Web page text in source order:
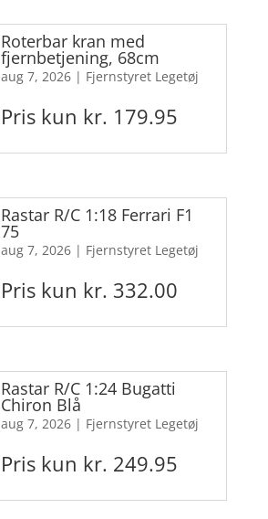
Roterbar kran med
fjernbetjening, 68cm
aug 7, 2026| Fjernstyret Legetøj
Pris kun kr. 179.95
Rastar R/C 1:18 Ferrari F1
75
aug 7, 2026| Fjernstyret Legetøj
Pris kun kr. 332.00
Rastar R/C 1:24 Bugatti
Chiron Blå
aug 7, 2026| Fjernstyret Legetøj
Pris kun kr. 249.95